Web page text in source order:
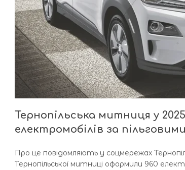
Тернопільська митниця у
електромобілів за
Про це повідомляють у соцмережах
Тернопільської митниці оформили 960